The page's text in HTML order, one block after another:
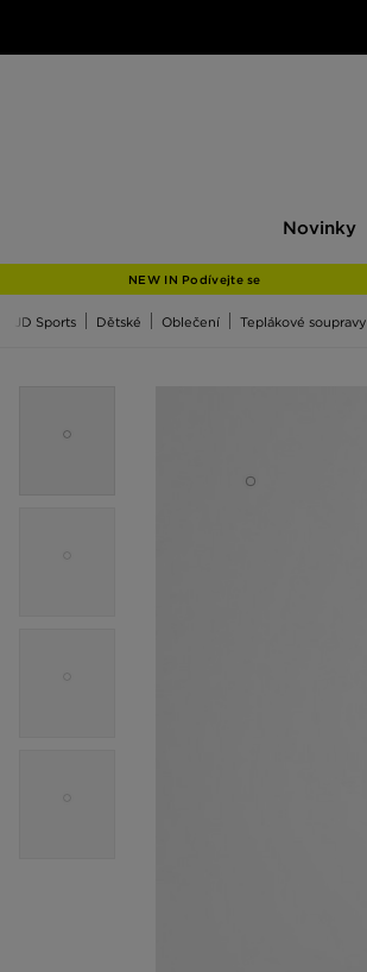
Novinky
NEW IN Podívejte se
JD Sports Dětské Oblečení Teplákové soupravy